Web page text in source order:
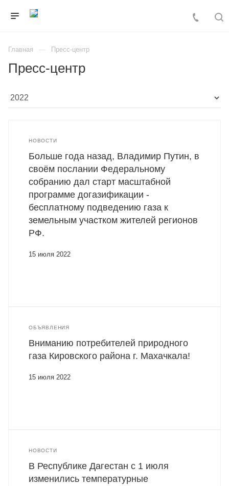
Главная Пресс-центр
Пресс-центр
НОВОСТИ
Больше года назад, Владимир Путин, в
своём послании Федеральному
собранию дал старт масштабной
программе догазификации -
бесплатному подведению газа к
земельным участком жителей регионов
РФ.
15 июля 2022
ОБЪЯВЛЕНИЯ
Вниманию потребителей природного
газа Кировского района г. Махачкала!
15 июля 2022
НОВОСТИ
В Республике Дагестан с 1 июля
изменились температурные